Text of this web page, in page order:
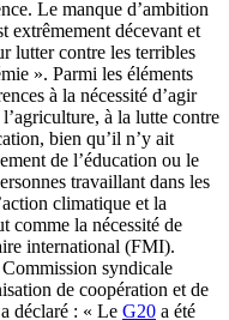
Le manque d’ambition
extrêmement décevant et
lutter contre les terribles
». Parmi les éléments
à la nécessité d’agir
à la lutte contre
bien qu’il n’y ait
de l’éducation ou le
travaillant dans les
climatique et la
comme la nécessité de
international (FMI).
syndicale
de coopération et de
déclaré : « Le G20 a été